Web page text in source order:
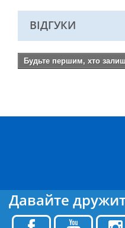
ВІДГУКИ
Будьте першим, хто
Давайте